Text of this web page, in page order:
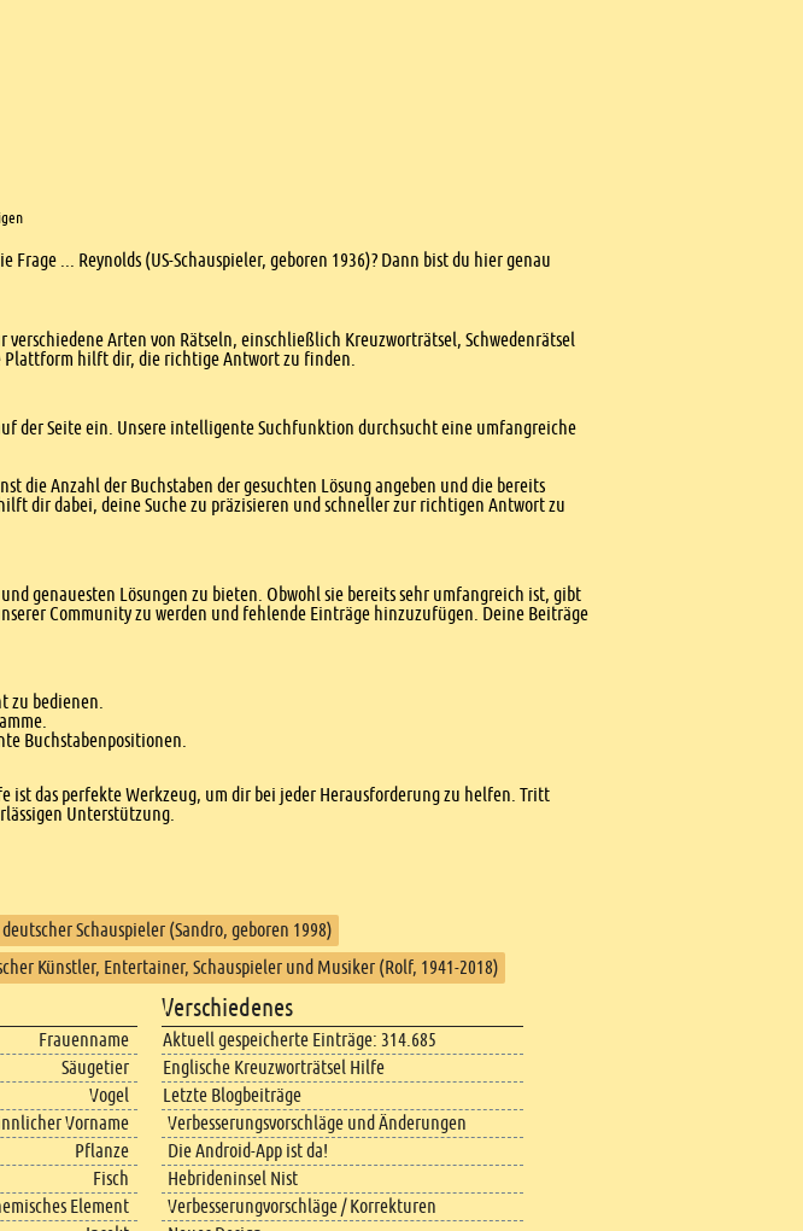
... Reynolds (US-Schauspieler, geboren 1936)? Dann bist du hier genau
Arten von Rätseln, einschließlich Kreuzworträtsel, Schwedenrätsel
Plattform hilft dir, die richtige Antwort zu finden.
der Seite ein. Unsere intelligente Suchfunktion durchsucht eine umfangreiche
die Anzahl der Buchstaben der gesuchten Lösung angeben und die bereits
dir dabei, deine Suche zu präzisieren und schneller zur richtigen Antwort zu
genauesten Lösungen zu bieten. Obwohl sie bereits sehr umfangreich ist, gibt
Community zu werden und fehlende Einträge hinzuzufügen. Deine Beiträge
zu bedienen.
Buchstabenpositionen.
ist das perfekte Werkzeug, um dir bei jeder Herausforderung zu helfen. Tritt
Unterstützung.
deutscher Schauspieler (Sandro, geboren 1998)
Künstler, Entertainer, Schauspieler und Musiker (Rolf, 1941-2018)
Frauenname
Säugetier
Vogel
Vorname
Pflanze
Fisch
Element
Verschiedenes
Aktuell gespeicherte Einträge: 314.685
Englische Kreuzworträtsel Hilfe
Letzte Blogbeiträge
Verbesserungsvorschläge und Änderungen
Die Android-App ist da!
Hebrideninsel Nist
Verbesserungvorschläge / Korrekturen